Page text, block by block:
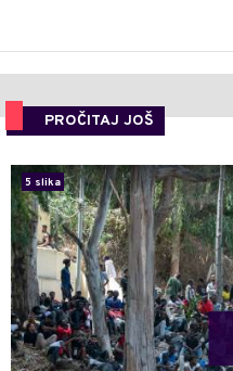
PROČITAJ JOŠ
5 slika